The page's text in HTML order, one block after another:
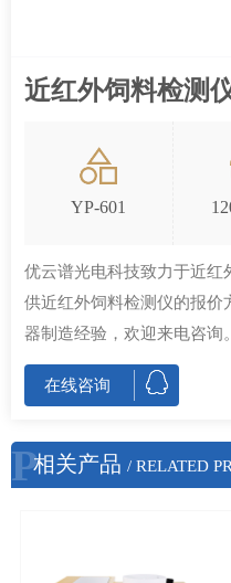
近红外饲料检测
YP-601
优云谱光电科技致力于近红
供近红外饲料检测仪的报价
器制造经验，欢迎来电咨询。
在线咨询
P相关产品 / RELATED